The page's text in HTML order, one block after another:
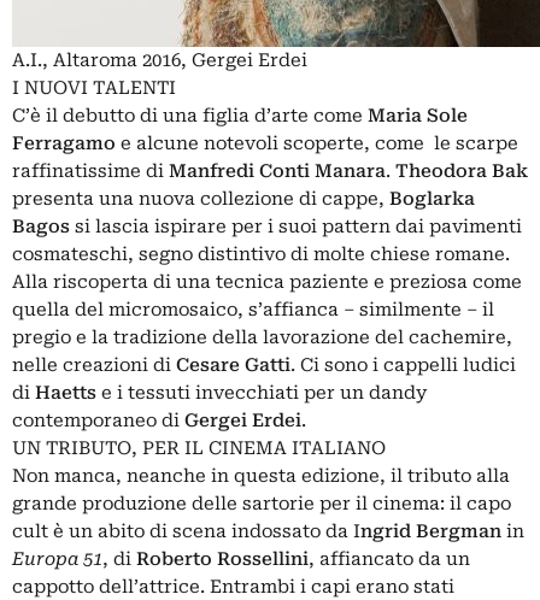
A.I., Altaroma 2016, Gergei Erdei
I NUOVI TALENTI
C’è il debutto di una figlia d’arte come Maria Sole
Ferragamo e alcune notevoli scoperte, come le scarpe
raffinatissime di Manfredi Conti Manara. Theodora Bak
presenta una nuova collezione di cappe, Boglarka
Bagos si lascia ispirare per i suoi pattern dai pavimenti
cosmateschi, segno distintivo di molte chiese romane.
Alla riscoperta di una tecnica paziente e preziosa come
quella del micromosaico, s’affianca – similmente – il
pregio e la tradizione della lavorazione del cachemire,
nelle creazioni di Cesare Gatti. Ci sono i cappelli ludici
di Haetts e i tessuti invecchiati per un dandy
contemporaneo di Gergei Erdei.
UN TRIBUTO, PER IL CINEMA ITALIANO
Non manca, neanche in questa edizione, il tributo alla
grande produzione delle sartorie per il cinema: il capo
cult è un abito di scena indossato da Ingrid Bergman in
Europa 51, di Roberto Rossellini, affiancato da un
cappotto dell’attrice. Entrambi i capi erano stati